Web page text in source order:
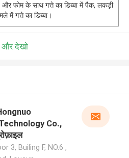
और फोम के साथ गत्ते का डिब्बा में पैक, लकड़ी
में गत्ते का डिब्बा।
और देखो
Co.,
3, Builing F, NO.6 ,